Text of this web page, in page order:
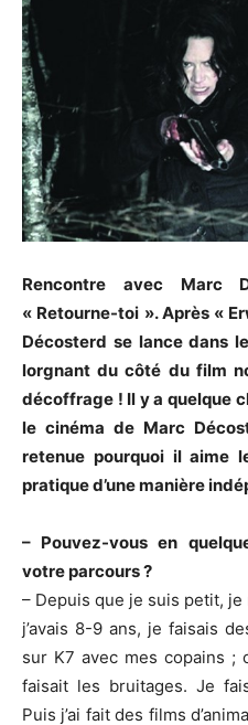
Rencontre avec Marc
« Retourne-toi ». Après «
Décosterd se lance dans
lorgnant du côté du film
décoffrage ! Il y a quelque
le cinéma de Marc
retenue pourquoi il aime
pratique d’une manière
– Pouvez-vous en
votre parcours ?
– Depuis que je suis petit,
j’avais 8-9 ans, je faisais
sur K7 avec mes copains ;
faisait les bruitages. Je
Puis j’ai fait des films